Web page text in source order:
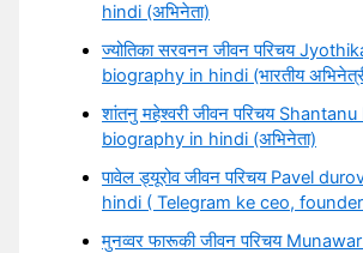
hindi (अभिनेता)
ज्योतिका सरवनन जीवन परिचय
biography in hindi (भारतीय
शांतनु महेश्वरी जीवन परिचय
biography in hindi (अभिनेता)
पावेल ड्यूरोव जीवन परिचय Pavel
hindi ( Telegram ke ceo,
मुनव्वर फारूकी जीवन परिचय